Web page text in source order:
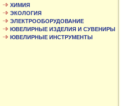
ХИМИЯ
ЭКОЛОГИЯ
ЭЛЕКТРООБОРУДОВАНИЕ
ЮВЕЛИРНЫЕ ИЗДЕЛИЯ И СУВЕНИРЫ
ЮВЕЛИРНЫЕ ИНСТРУМЕНТЫ